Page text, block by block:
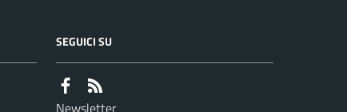
SEGUICI SU
Newsletter